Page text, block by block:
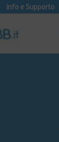
info e Supporto